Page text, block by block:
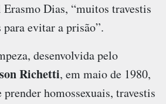
Dias, “muitos travestis
evitar a prisão”.
desenvolvida pelo
Richetti, em maio de 1980,
homossexuais, travestis